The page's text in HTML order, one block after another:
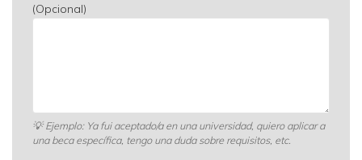
(Opcional)
💡Ejemplo: Ya fui aceptado/a en una universidad, quiero aplicar a
una beca específica, tengo una duda sobre requisitos, etc.